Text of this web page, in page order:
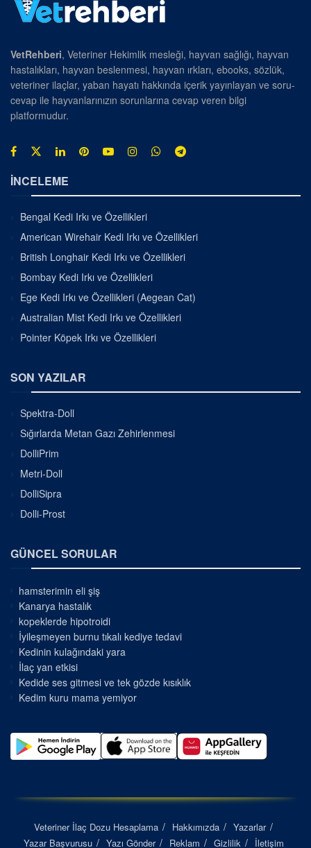
VetRehberi, Veteriner Hekimlik mesleği, hayvan sağlığı, hayvan
hastalıkları, hayvan beslenmesi, hayvan ırkları, ebooks, sözlük,
veteriner ilaçlar, yaban hayatı hakkında içerik yayınlayan ve soru-
cevap ile hayvanlarınızın sorunlarına cevap veren bilgi
platformudur.
İNCELEME
Bengal Kedi Irkı ve Özellikleri
American Wirehair Kedi Irkı ve Özellikleri
British Longhair Kedi Irkı ve Özellikleri
Bombay Kedi Irkı ve Özellikleri
Ege Kedi Irkı ve Özellikleri (Aegean Cat)
Australian Mist Kedi Irkı ve Özellikleri
Pointer Köpek Irkı ve Özellikleri
SON YAZILAR
Spektra-Doll
Sığırlarda Metan Gazı Zehirlenmesi
DolliPrim
Metri-Doll
DolliSipra
Dolli-Prost
GÜNCEL SORULAR
hamsterimin eli şiş
Kanarya hastalık
kopeklerde hipotroidi
İyileşmeyen burnu tıkalı kediye tedavi
Kedinin kulağındaki yara
İlaç yan etkisi
Kedide ses gitmesi ve tek gözde kısıklık
Kedim kuru mama yemiyor
Veteriner İlaç Dozu Hesaplama Hakkımızda
Yazarlar
Yazar Başvurusu
Yazı Gönder Reklam Gizlilik İletişim